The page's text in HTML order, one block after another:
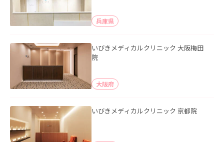
兵庫県
いびきメディカルクリニック 大阪梅田
院
大阪府
いびきメディカルクリニック 京都院